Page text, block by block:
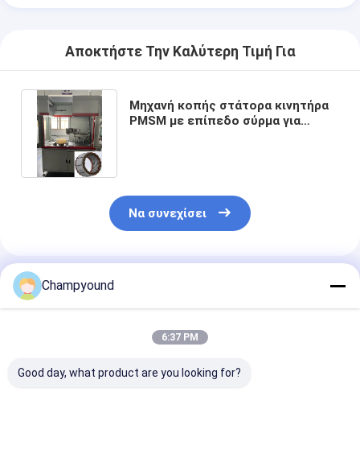
Αποκτήστε Την Καλύτερη Τιμή Για
Μηχανή κοπής στάτορα κινητήρα
PMSM με επίπεδο σύρμα για
Να συνεχίσει
Συνιστώμενα Προϊόντα
Champyound
6:37 PM
Good day, what product are you looking for?